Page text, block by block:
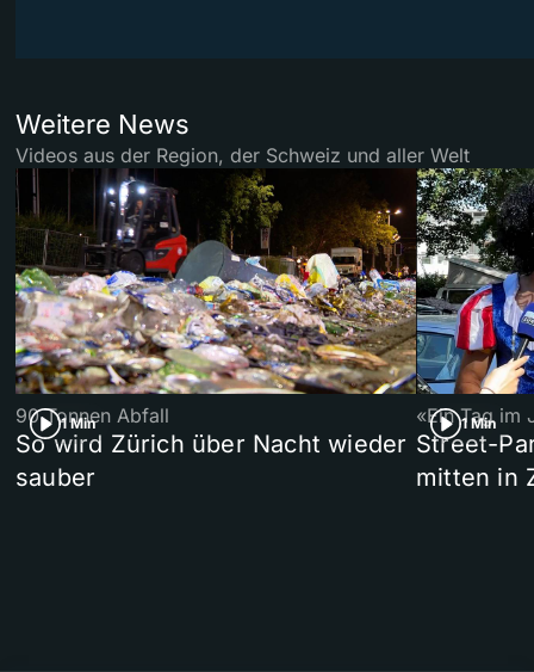
Weitere News
Videos aus der Region, der Schweiz und aller Welt
1 Min
90 Tonnen Abfall
So wird Zürich über Nacht wieder
sauber
1 Min
«Ein Tag im
Street-
mitten in